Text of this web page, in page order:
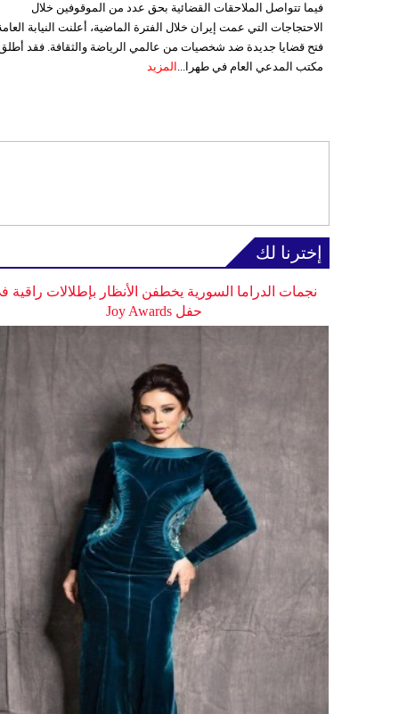
فيما تتواصل الملاحقات القضائية بحق عدد من الموقوفين خلال
الاحتجاجات التي عمت إيران خلال الفترة الماضية، أعلنت النيابة
فتح قضايا جديدة ضد شخصيات من عالمي الرياضة والثقافة. فقد
مكتب المدعي العام في طهرا... المزيد
إخترنا لك
نجمات الدراما السورية يخطفن الأنظار بإطلالات راقية
حفل Joy Awards